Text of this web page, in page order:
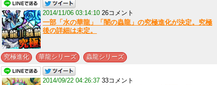
2014/11/06 03:14:10 26コメント
一部「水の華龍」「闇の蟲龍」の究極進化が決定。究極
後の詳細は未定。
究極進化 華龍シリーズ 蟲龍シリーズ
2014/09/22 04:26:37 33コメント